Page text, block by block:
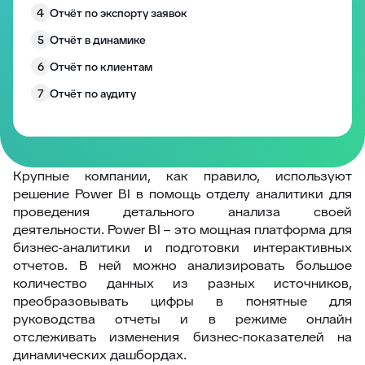
4 Отчёт по экспорту заявок
5 Отчёт в динамике
6 Отчёт по клиентам
7 Отчёт по аудиту
10 Отчёт по компаниям: B2B-аналитика клиентской
поддержки
11 Отчёт по департаментам: аналитика
эффективности отделов поддержки
12 Отчёт «Оценки по сотрудникам»
14 Отчёт по операторам
Индивидуальные отчёты - конструктор
16 Отчёты по расписанию
Крупные компании, как правило, используют
решение Power BI в помощь отделу аналитики для
проведения детального анализа своей
деятельности. Power BI – это мощная платформа для
бизнес-аналитики и подготовки интерактивных
отчетов. В ней можно анализировать большое
количество данных из разных источников,
преобразовывать цифры в понятные для
руководства отчеты и в режиме онлайн
отслеживать изменения бизнес-показателей на
динамических дашбордах.